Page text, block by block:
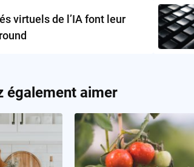
virtuels de l’IA font leur
également aimer